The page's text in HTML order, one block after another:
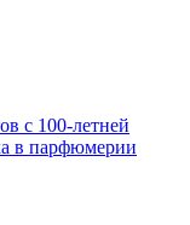
с 100-летней
в парфюмерии